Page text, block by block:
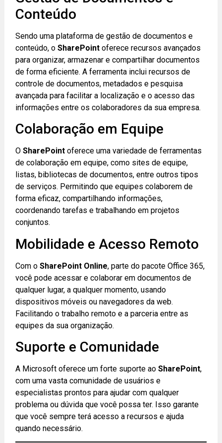
Conteúdo
Sendo uma plataforma de gestão de documentos e
conteúdo, oSharePoint oferece recursos avançados
para organizar, armazenar e compartilhar documentos
de forma eficiente. A ferramenta inclui recursos de
controle de documentos, metadados e pesquisa
avançada para facilitar a localização e o acesso das
informações entre os colaboradores da sua empresa.
Colaboração em Equipe
OSharePoint oferece uma variedade de ferramentas
de colaboração em equipe, como sites de equipe,
listas, bibliotecas de documentos, entre outros tipos
de serviços. Permitindo que equipes colaborem de
forma eficaz, compartilhando informações,
coordenando tarefas e trabalhando em projetos
conjuntos.
Mobilidade e Acesso Remoto
Com oSharePoint Online, parte do pacote Office 365,
você pode acessar e colaborar em documentos de
qualquer lugar, a qualquer momento, usando
dispositivos móveis ou navegadores da web.
Facilitando o trabalho remoto e a parceria entre as
equipes da sua organização.
Suporte e Comunidade
A Microsoft oferece um forte suporte aoSharePoint,
com uma vasta comunidade de usuários e
especialistas prontos para ajudar com qualquer
problema ou dúvida que você possa ter. Isso garante
que você sempre terá acesso a recursos e ajuda
quando necessário.